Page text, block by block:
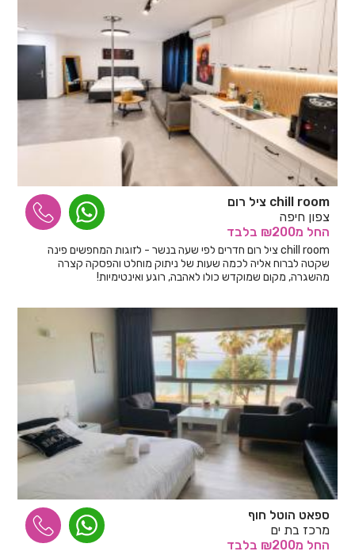
chill room ציל רום
צפון חיפה
החל מ₪200 בלבד
chill room ציל רום חדרים לפי שעה בנשר - לזוגות המחפשים פינה
שקטה לברוח אליה לכמה שעות של ניתוק מוחלט והפסקה קצרה
מהשגרה, מקום שמוקדש כולו לאהבה, רוגע ואינטימיות!
ספאט הוטל חוף
מרכז בת ים
החל מ₪200 בלבד